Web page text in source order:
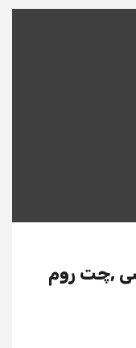
,چت روم